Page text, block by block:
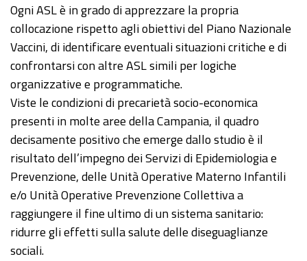
Ogni ASL è in grado di apprezzare la propria
collocazione rispetto agli obiettivi del Piano Nazionale
Vaccini, di identificare eventuali situazioni critiche e di
confrontarsi con altre ASL simili per logiche
organizzative e programmatiche.
Viste le condizioni di precarietà socio-economica
presenti in molte aree della Campania, il quadro
decisamente positivo che emerge dallo studio è il
risultato dell’impegno dei Servizi di Epidemiologia e
Prevenzione, delle Unità Operative Materno Infantili
e/o Unità Operative Prevenzione Collettiva a
raggiungere il fine ultimo di un sistema sanitario:
ridurre gli effetti sulla salute delle diseguaglianze
sociali.